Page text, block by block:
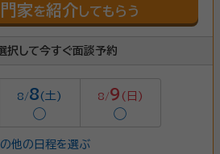
家を紹介 してもらう
択して今すぐ面談予約
8/8(土)
◯
8/9 (日)
◯
他の日程を選ぶ